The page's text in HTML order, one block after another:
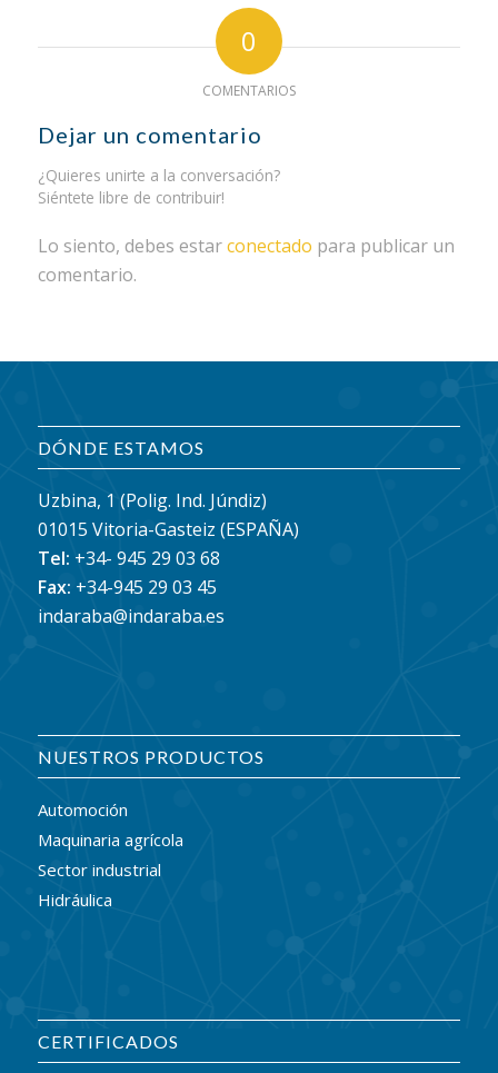
0
COMENTARIOS
Dejar un comentario
¿Quieres unirte a la conversación?
Siéntete libre de contribuir!
Lo siento, debes estarconectado para publicar un
comentario.
DÓNDE ESTAMOS
Uzbina, 1 (Polig. Ind. Júndiz)
01015 Vitoria-Gasteiz (ESPAÑA)
Tel: +34- 945 29 03 68
Fax: +34-945 29 03 45
indaraba@indaraba.es
NUESTROS PRODUCTOS
Automoción
Maquinaria agrícola
Sector industrial
Hidráulica
CERTIFICADOS